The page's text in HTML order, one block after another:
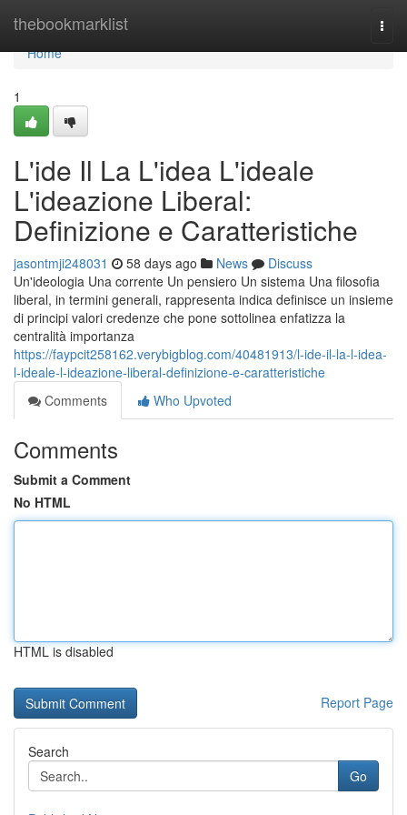
thebookmarklist
Home
Home
1
L'ide Il La L'idea L'ideale
L'ideazione Liberal:
Definizione e Caratteristiche
jasontmji248031 58 days ago News
Discuss
Un'ideologia Una corrente Un pensiero Un sistema Una filosofia
liberal, in termini generali, rappresenta indica definisce un insieme
di principi valori credenze che pone sottolinea enfatizza la
centralità importanza
https://faypcit258162.verybigblog.com/40481913/l-ide-il-la-l-idea-
l-ideale-l-ideazione-liberal-definizione-e-caratteristiche
Comments
Who Upvoted
Comments
Submit a Comment
No HTML
HTML is disabled
Report Page
Search
Go